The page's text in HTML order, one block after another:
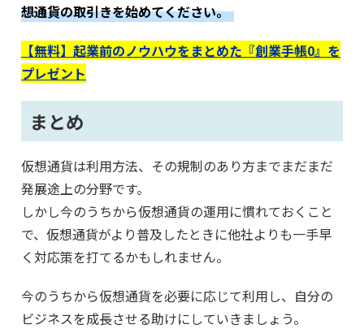
想通貨の取引きを始めてください。
【無料】起業前のノウハウをまとめた『創業手帳0』を
プレゼント
まとめ
仮想通貨は利用方法、その規制のあり方までまだまだ
発展途上の分野です。
しかし今のうちから仮想通貨の運用に慣れておくこと
で、仮想通貨がより普及したときに他社よりも一手早
く対応策を打てるかもしれません。
今のうちから仮想通貨を必要に応じて利用し、自分の
ビジネスを成長させる助けにしていきましょう。